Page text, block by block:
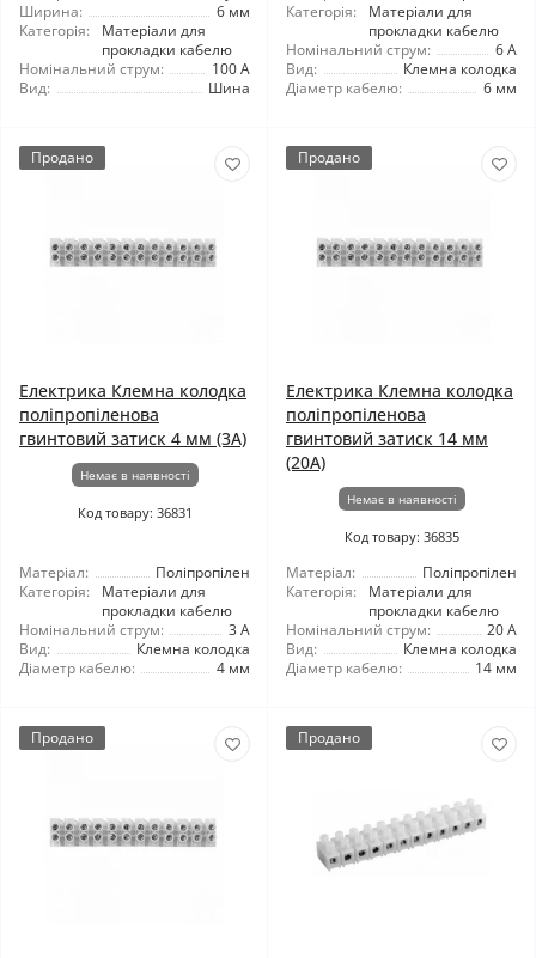
Ширина:
6 мм
Категорія:
Матеріали для
прокладки кабелю
Номінальний струм:
100 А
Вид:
Шина
Категорія:
Матеріали для
прокладки кабелю
Номінальний струм:
6 А
Вид:
Клемна колодка
Діаметр кабелю:
6 мм
Продано
Електрика Клемна колодка
поліпропіленова
гвинтовий затиск 4 мм (3А)
Немає в наявності
Код товару: 36831
Матеріал:
Поліпропілен
Категорія:
Матеріали для
прокладки кабелю
Номінальний струм:
3 А
Вид:
Клемна колодка
Діаметр кабелю:
4 мм
Продано
Електрика Клемна колодка
поліпропіленова
гвинтовий затиск 14 мм
(20А)
Немає в наявності
Код товару: 36835
Матеріал:
Поліпропілен
Категорія:
Матеріали для
прокладки кабелю
Номінальний струм:
20 А
Вид:
Клемна колодка
Діаметр кабелю:
14 мм
Продано Продано